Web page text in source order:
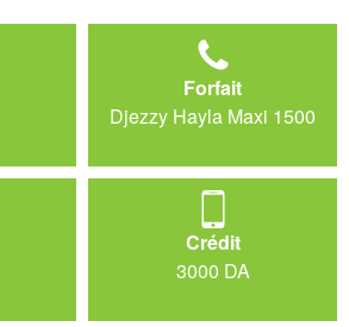
Forfait
Djezzy Hayla Maxi 1500
Crédit
3000 DA